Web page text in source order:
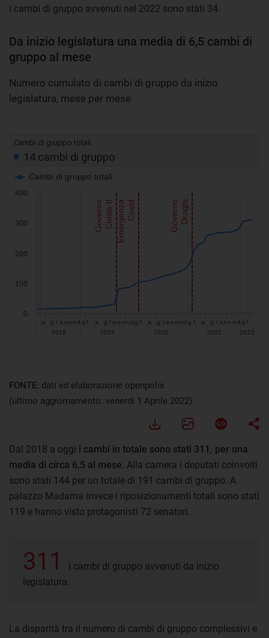
i cambi di gruppo avvenuti nel 2022 sono stati 34.
Da inizio legislatura una media di 6,5 cambi di
gruppo al mese
Numero cumulato di cambi di gruppo da inizio
legislatura, mese per mese
FONTE: dati ed elaborazione openpolis
(ultimo aggiornamento: venerdì 1 Aprile 2022)
Dal 2018 a oggi i cambi in totale sono stati 311, per una
media di circa 6,5 al mese. Alla camera i deputati coinvolti
sono stati 144 per un totale di 191 cambi di gruppo. A
palazzo Madama invece i riposizionamenti totali sono stati
119 e hanno visto protagonisti 72 senatori.
311
i cambi di gruppo avvenuti da inizio
legislatura.
La disparità tra il numero di cambi di gruppo complessivi e